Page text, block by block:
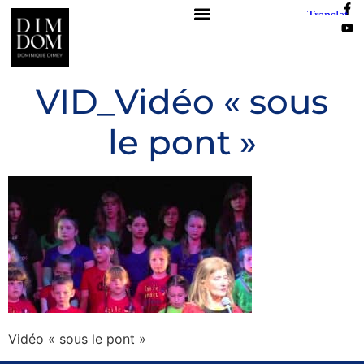
VID_Vidéo « sous
le pont »
Vidéo « sous le pont »